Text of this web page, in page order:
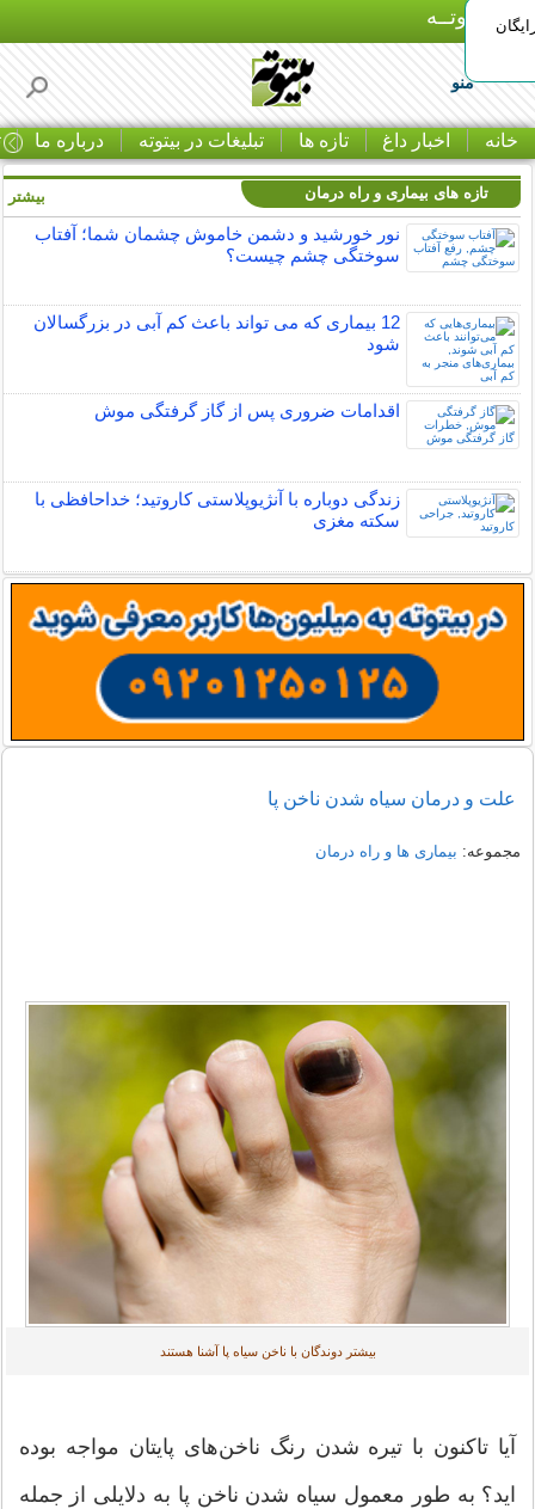
بـیتوتــه
منو
خانه اخبار داغ تازه ها تبلیغات در بیتوته درباره ما
تازه های بیماری و راه درمان
نور خورشید و دشمن خاموش چشمان شما؛ آفتاب
سوختگی چشم چیست؟
12 بیماری که می تواند باعث کم آبی در بزرگسالان
شود
اقدامات ضروری پس از گاز گرفتگی موش
زندگی دوباره با آنژیوپلاستی کاروتید؛ خداحافظی با
سکته مغزی
بیشتر
علت و درمان سیاه شدن ناخن پا
مجموعه: بیماری ها و راه درمان
بیشتر دوندگان با ناخن سیاه پا آشنا هستند
آیا تاکنون با تیره شدن رنگ ناخن‌های پایتان مواجه بوده
اید؟ به طور معمول سیاه شدن ناخن پا به دلایلی از جمله